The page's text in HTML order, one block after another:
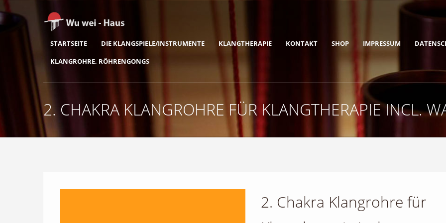
STARTSEITE DIE KLANGSPIELE/INSTRUMENTE KLANGTHERAPIE KONTAKT SHOP IMPRESSUM
KLANGROHRE, RÖHRENGONGS
2. CHAKRA KLANGROHRE FÜR KLANGTHERAPIE INCL.
2. Chakra Klangrohre für